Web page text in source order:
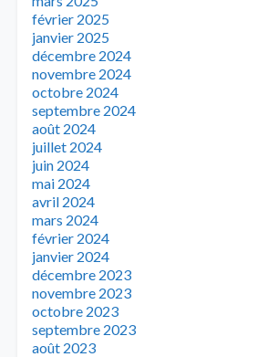
février 2025
janvier 2025
décembre 2024
novembre 2024
octobre 2024
septembre 2024
août 2024
juillet 2024
juin 2024
mai 2024
avril 2024
mars 2024
février 2024
janvier 2024
décembre 2023
novembre 2023
octobre 2023
septembre 2023
août 2023